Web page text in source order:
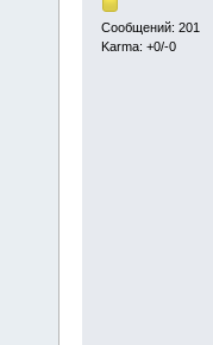
Сообщений: 201
Karma: +0/-0